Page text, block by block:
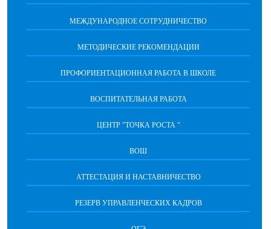
МЕЖДУНАРОДНОЕ СОТРУДНИЧЕСТВО
МЕТОДИЧЕСКИЕ РЕКОМЕНДАЦИИ
ПРОФОРИЕНТАЦИОННАЯ РАБОТА В ШКОЛЕ
ВОСПИТАТЕЛЬНАЯ РАБОТА
ЦЕНТР "ТОЧКА РОСТА "
ВОШ
АТТЕСТАЦИЯ И НАСТАВНИЧЕСТВО
РЕЗЕРВ УПРАВЛЕНЧЕСКИХ КАДРОВ